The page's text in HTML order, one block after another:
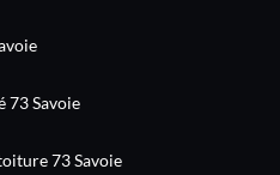
73 Savoie
73 Savoie